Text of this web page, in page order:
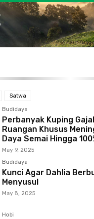
Satwa
Budidaya
Perbanyak Kuping
Ruangan Khusus
Daya Semai Hingga
May 9, 2025
Budidaya
Kunci Agar Dahlia
Menyusul
May 8, 2025
Hobi